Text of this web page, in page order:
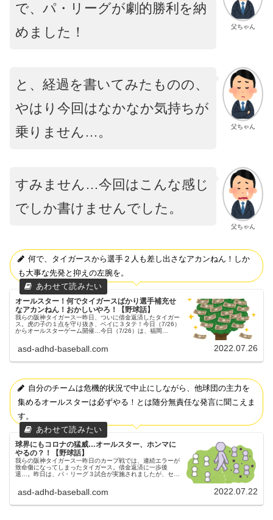
父ちゃん
で、パ・リーグが劇的勝利を納
めました！
父ちゃん
と、経過を書いてみたものの、
やはり今回はなかなか気持ちが
乗りません…。
父ちゃん
すみません…今回はこんな感じ
でしか書けませんでした。
何で、タイガースから選手２人も差し出さなアカンねん！しか
も大事な先発と抑えの左腕を。
オールスター！何でタイガースばかり選手補充せ
なアカンねん！おかしいやろ！【野球話】
我らの阪神タイガース一昨日、ついに借金返済したタイガー
ス。虎の子の１点を守り抜き、ベイに３タテ！今日（7/26）
からオールスターゲーム開催…今日（7/26）は、福岡
タジアムにて開...
asd-adhd-baseball.com 2022.07.26
自分のチームは危機的状況で中止にしながら、他球団の主力を
集めるオールスターは必ずやる！とは随分無責任な発言に聞こえま
す。
球界にもコロナの猛威…オールスター、ホンマに
やるの？！【野球話】
我らの阪神タイガース一昨日のカープ戦では、連続エラーが
致命傷になってしまったタイガース。借金返済に一歩後
退…。昨日は、パ・リーグ３試合が実施されましたが、セ・
ゃん今、コロナの「第７波」が...
asd-adhd-baseball.com 2022.07.22